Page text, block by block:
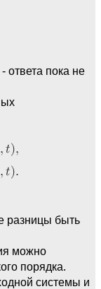
ответа пока не
разницы быть
можно
порядка.
системы и